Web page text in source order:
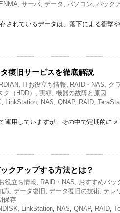
, サーバ, データ , パソコン, バック
されているデータは、落下による衝撃
復旧サービスを徹底解説
, ITお役立ち情報, RAID・NAS, ク
（HDD） , 実績, 機器の故障と原因
, LinkStation, NAS, QNAP, RAID,
運用していますが、その中で定期的に
クアップする方法とは？
役立ち情報, RAID・NAS, おすすめバッ
識, データ復旧 , データ復旧の技術, テレ
保存
, LinkStation, NAS, QNAP, RAID,